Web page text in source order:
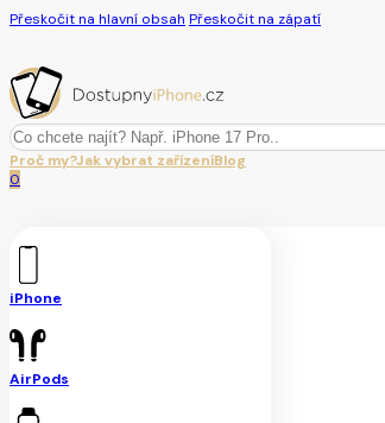
Přeskočit na hlavní obsah Přeskočit na zápatí
Hledat
Proč my?Jak vybrat zařízeníBlog
0
iPhone
AirPods